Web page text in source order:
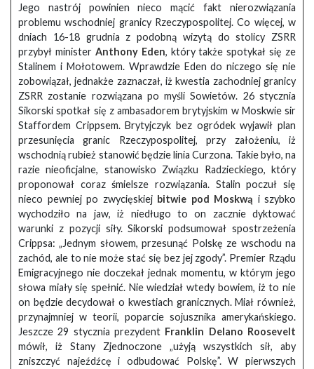
Jego nastrój powinien nieco mącić fakt nierozwiązania
problemu wschodniej granicy Rzeczypospolitej. Co więcej, w
dniach 16-18 grudnia z podobną wizytą do stolicy ZSRR
przybył minister Anthony Eden, który także spotykał się ze
Stalinem i Mołotowem. Wprawdzie Eden do niczego się nie
zobowiązał, jednakże zaznaczał, iż kwestia zachodniej granicy
ZSRR zostanie rozwiązana po myśli Sowietów. 26 stycznia
Sikorski spotkał się z ambasadorem brytyjskim w Moskwie sir
Staffordem Crippsem. Brytyjczyk bez ogródek wyjawił plan
przesunięcia granic Rzeczypospolitej, przy założeniu, iż
wschodnią rubież stanowić będzie linia Curzona. Takie było, na
razie nieoficjalne, stanowisko Związku Radzieckiego, który
proponował coraz śmielsze rozwiązania. Stalin poczuł się
nieco pewniej po zwycięskiej bitwie pod Moskwą i szybko
wychodziło na jaw, iż niedługo to on zacznie dyktować
warunki z pozycji siły. Sikorski podsumował spostrzeżenia
Crippsa: „Jednym słowem, przesunąć Polskę ze wschodu na
zachód, ale to nie może stać się bez jej zgody”. Premier Rządu
Emigracyjnego nie doczekał jednak momentu, w którym jego
słowa miały się spełnić. Nie wiedział wtedy bowiem, iż to nie
on będzie decydował o kwestiach granicznych. Miał również,
przynajmniej w teorii, poparcie sojusznika amerykańskiego.
Jeszcze 29 stycznia prezydent Franklin Delano Roosevelt
mówił, iż Stany Zjednoczone „użyją wszystkich sił, aby
zniszczyć najeźdźcę i odbudować Polskę”. W pierwszych